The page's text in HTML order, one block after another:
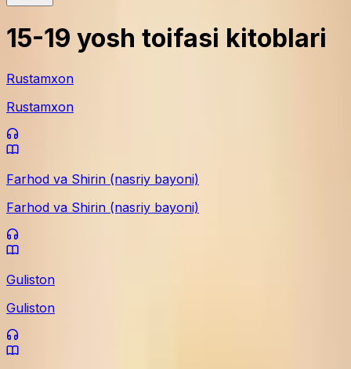
15-19 yosh toifasi kitoblari
Rustamxon
Rustamxon
Farhod va Shirin (nasriy bayoni)
Farhod va Shirin (nasriy bayoni)
Guliston
Guliston